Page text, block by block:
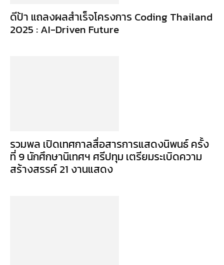
ดีป้า แถลงผลสำเร็จโครงการ Coding Thailand
2025 : AI-Driven Future
รวมพล เปิดเทศกาลสื่อสารการแสดงนิพนธ์ ครั้ง
ที่ 9 นักศึกษานิเทศฯ ศรีปทุม เตรียมระเบิดความ
สร้างสรรค์ 21 งานแสดง